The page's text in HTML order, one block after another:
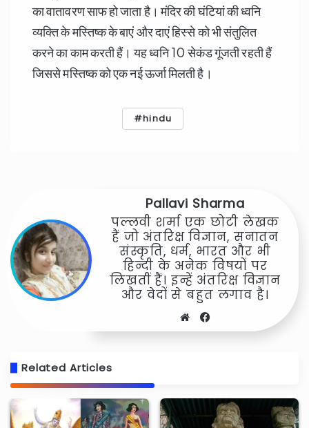
का वातावरण साफ हो जाता है। मंदिर की घंटियां की ध्वनि
व्यक्ति के मस्तिष्क के बाएं और दाएं हिस्से को भी संतुलित
करने का काम करती हैं। यह ध्वनि10सेकंड गूंजती रहती हैं
जिससे मस्तिष्क को एक नई ऊर्जा मिलती है।
hindu
Pallavi Sharma
पल्लवी शर्मा एक छोटी लेखक
हैं जो अंतरिक्ष विज्ञान, सनातन
संस्कृति, धर्म, भारत और भी
हिन्दी के अनेक विषयों पर
लिखतीं हैं। इन्हें अंतरिक्ष विज्ञान
और वेदों से बहुत लगाव है।
Website
Related Articles